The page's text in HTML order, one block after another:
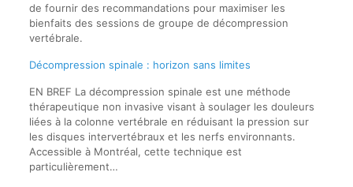
de fournir des recommandations pour maximiser les
bienfaits des sessions de groupe de décompression
vertébrale.
Décompression spinale : horizon sans limites
EN BREF La décompression spinale est une méthode
thérapeutique non invasive visant à soulager les douleurs
liées à la colonne vertébrale en réduisant la pression sur
les disques intervertébraux et les nerfs environnants.
Accessible à Montréal, cette technique est
particulièrement…